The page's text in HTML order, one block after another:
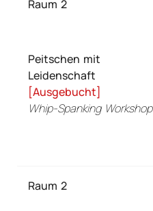
Raum 2
Peitschen mit
Leidenschaft
[Ausgebucht]
Whip-Spanking Workshop
Raum 2